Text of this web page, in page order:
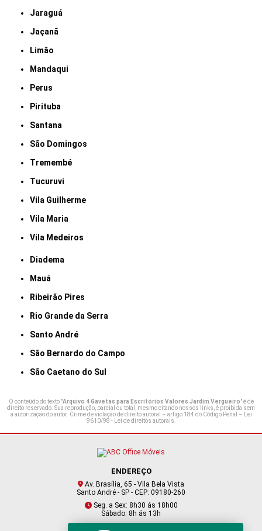
Jaraguá
Jaçanã
Limão
Mandaqui
Perus
Pirituba
Santana
São Domingos
Tremembé
Tucuruvi
Vila Guilherme
Vila Maria
Vila Medeiros
Diadema
Mauá
Ribeirão Pires
Rio Grande da Serra
Santo André
São Bernardo do Campo
São Caetano do Sul
O conteúdo do texto "Arquivo 4 Gavetas para Escritórios Valores Jardim Vergueiro" é de
direito reservado. Sua reprodução, parcial ou total, mesmo citando nossos links, é proibida sem
a autorização do autor. Crime de violação de direito autoral – artigo 184 do Código Penal – Lei
9610/98 - Lei de direitos autorais.
ENDEREÇO
Av. Brasília, 65 - Vila Bela Vista
Santo André - SP - CEP: 09180-260
Seg. a Sex: 8h30 ás 18h00
Sábado: 8h ás 13h